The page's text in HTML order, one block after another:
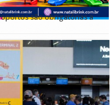
são obrigatórias a